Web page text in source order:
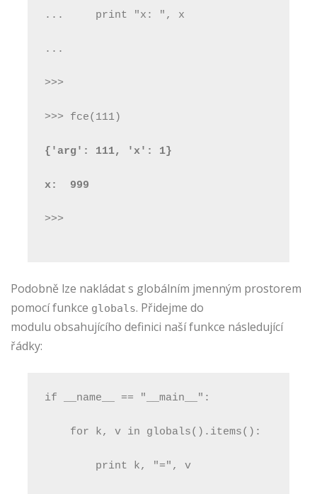
...     print "x: ", x
...
>>>
>>> fce(111)
{'arg': 111, 'x': 1}
x:  999
>>>
Podobně lze nakládat s globálním jmenným prostorem
pomocí funkce globals. Přidejme do
modulu obsahujícího definici naší funkce následující
řádky:
if __name__ == "__main__":
    for k, v in globals().items():
        print k, "=", v